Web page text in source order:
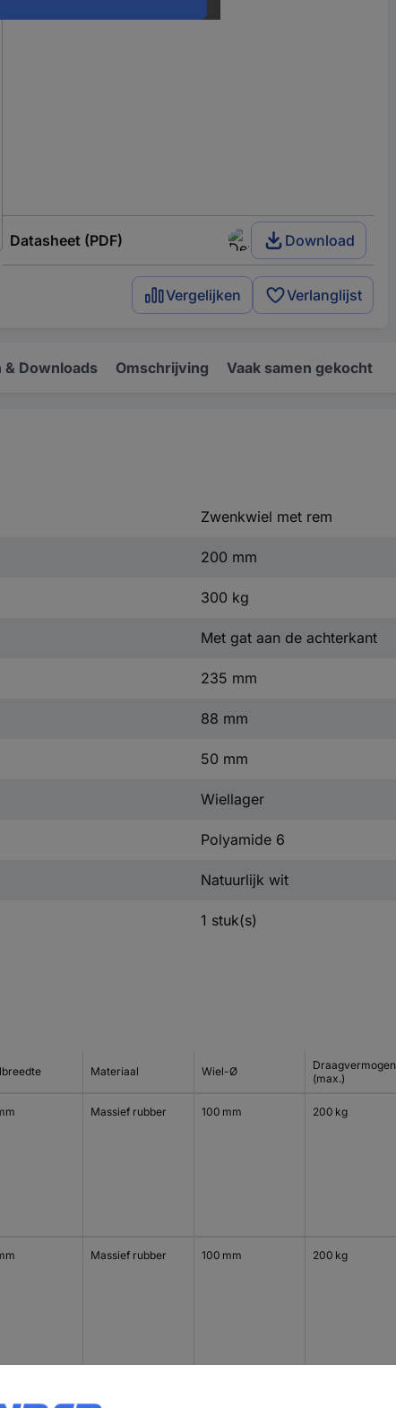
Datasheet (PDF) Download
Vergelijken Verlanglijst
Downloads Omschrijving Vaak samen gekocht
Zwenkwiel met rem
200 mm
300 kg
Met gat aan de achterkant
235 mm
88 mm
50 mm
Wiellager
Polyamide 6
Natuurlijk wit
1 stuk(s)
Materiaal Wiel-Ø
Draagvermogen
(max.)
Massief rubber 100 mm 200 kg
Massief rubber 100 mm 200 kg